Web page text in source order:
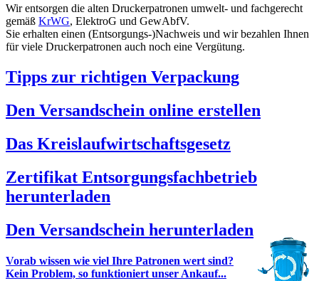
Wir entsorgen die alten Druckerpatronen umwelt- und fachgerecht
gemäß KrWG, ElektroG und GewAbfV.
Sie erhalten einen (Entsorgungs-)Nachweis und wir bezahlen Ihnen
für viele Druckerpatronen auch noch eine Vergütung.
Tipps zur richtigen Verpackung
Den Versandschein online erstellen
Das Kreislaufwirtschaftsgesetz
Zertifikat Entsorgungsfachbetrieb
herunterladen
Den Versandschein herunterladen
Vorab wissen wie viel Ihre Patronen wert sind?
Kein Problem, so funktioniert unser Ankauf...